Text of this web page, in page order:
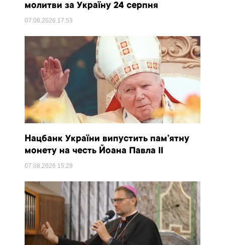
молитви за Україну 24 серпня
07.08.2026 17:53
Нацбанк України випустить пам’ятну
монету на честь Йоана Павла II
07.08.2026 15:29